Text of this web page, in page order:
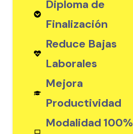
Diploma de
Finalización
Reduce Bajas
Laborales
Mejora
Productividad
Modalidad 100%